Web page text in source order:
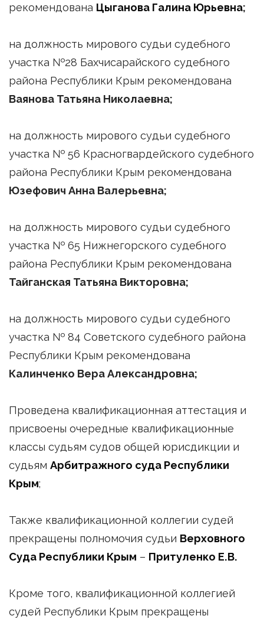
рекомендована Цыганова Галина Юрьевна;
на должность мирового судьи судебного
участка №28 Бахчисарайского судебного
района Республики Крым рекомендована
Ваянова Татьяна Николаевна;
на должность мирового судьи судебного
участка № 56 Красногвардейского судебного
района Республики Крым рекомендована
Юзефович Анна Валерьевна;
на должность мирового судьи судебного
участка № 65 Нижнегорского судебного
района Республики Крым рекомендована
Тайганская Татьяна Викторовна;
на должность мирового судьи судебного
участка № 84 Советского судебного района
Республики Крым рекомендована
Калинченко Вера Александровна;
Проведена квалификационная аттестация и
присвоены очередные квалификационные
классы судьям судов общей юрисдикции и
судьям Арбитражного суда Республики
Крым;
Также квалификационной коллегии судей
прекращены полномочия судьи Верховного
Суда Республики Крым – Притуленко Е.В.
Кроме того, квалификационной коллегией
судей Республики Крым прекращены